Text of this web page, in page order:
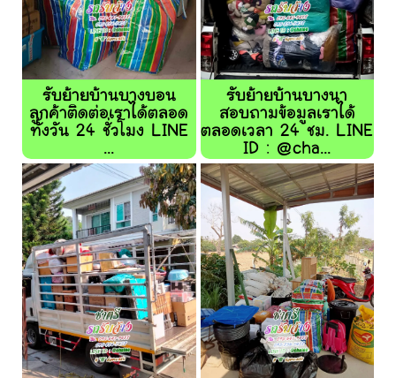
รับย้ายบ้านบางบอน
ลูกค้าติดต่อเราได้ตลอด
ทั้งวัน 24 ชั่วโมง LINE
...
รับย้ายบ้านบางนา
สอบถามข้อมูลเราได้
ตลอดเวลา 24 ชม. LINE
ID : @cha...